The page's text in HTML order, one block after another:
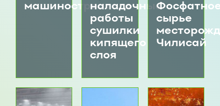
машиностроителя
наладочные
работы
сушилки
кипящего
слоя
сырье
Чилисай